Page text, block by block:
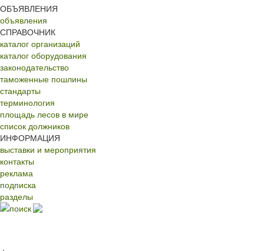
ОБЪЯВЛЕНИЯ
объявления
СПРАВОЧНИК
каталог организаций
каталог оборудования
законодательство
таможенные пошлины
стандарты
терминология
площадь лесов в мире
список должников
ИНФОРМАЦИЯ
выставки и мероприятия
контакты
реклама
подписка
разделы
поиск